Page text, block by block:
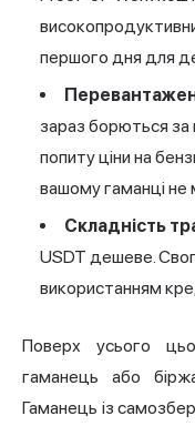
першого дня для
зараз борються за
попиту ціни на
вашому гаманці
Складність
USDT дешеве.
використанням
Поверх усього
гаманець або
Гаманець із